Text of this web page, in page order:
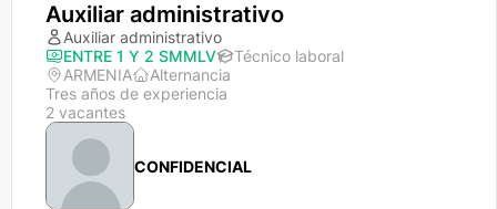
Auxiliar administrativo
Auxiliar administrativo
ENTRE 1 Y 2 SMMLV
Técnico laboral
ARMENIA
Alternancia
Tres años de experiencia
2 vacantes
CONFIDENCIAL